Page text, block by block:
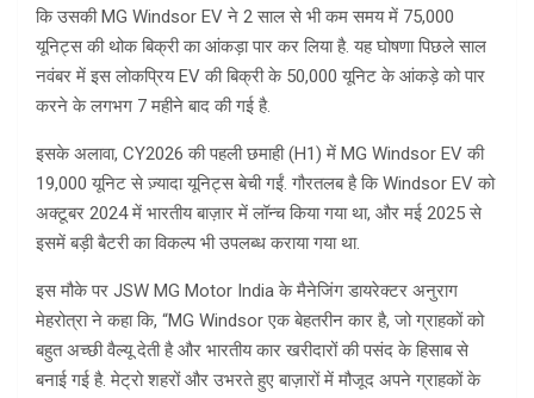
कि उसकी MG Windsor EV ने 2 साल से भी कम समय में 75,000
यूनिट्स की थोक बिक्री का आंकड़ा पार कर लिया है. यह घोषणा पिछले साल
नवंबर में इस लोकप्रिय EV की बिक्री के 50,000 यूनिट के आंकड़े को पार
करने के लगभग 7 महीने बाद की गई है.
इसके अलावा, CY2026 की पहली छमाही (H1) में MG Windsor EV की
19,000 यूनिट से ज़्यादा यूनिट्स बेची गईं. गौरतलब है कि Windsor EV को
अक्टूबर 2024 में भारतीय बाज़ार में लॉन्च किया गया था, और मई 2025 से
इसमें बड़ी बैटरी का विकल्प भी उपलब्ध कराया गया था.
इस मौके पर JSW MG Motor India के मैनेजिंग डायरेक्टर अनुराग
मेहरोत्रा ​​ने कहा कि, “MG Windsor एक बेहतरीन कार है, जो ग्राहकों को
बहुत अच्छी वैल्यू देती है और भारतीय कार खरीदारों की पसंद के हिसाब से
बनाई गई है. मेट्रो शहरों और उभरते हुए बाज़ारों में मौजूद अपने ग्राहकों के